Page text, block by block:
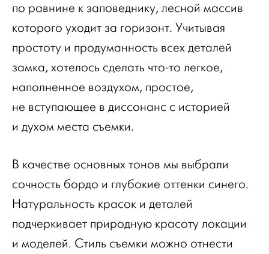
по равнине к заповеднику, лесной массив
которого уходит за горизонт. Учитывая
простоту и продуманность всех деталей
замка, хотелось сделать что-то легкое,
наполненное воздухом, простое,
не вступающее в диссонанс с историей
и духом места съемки.
В качестве основных тонов мы выбрали
сочность бордо и глубокие оттенки синего.
Натуральность красок и деталей
подчеркивает природную красоту локации
и моделей. Стиль съемки можно отнести